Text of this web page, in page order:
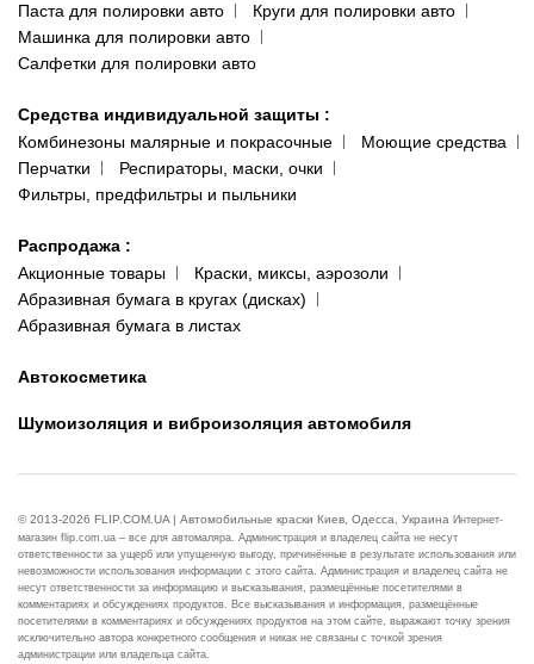
Паста для полировки авто
Круги для полировки авто
Машинка для полировки авто
Салфетки для полировки авто
Средства индивидуальной защиты :
Комбинезоны малярные и покрасочные
Моющие средства
Перчатки
Респираторы, маски, очки
Фильтры, предфильтры и пыльники
Распродажа :
Акционные товары
Краски, миксы, аэрозоли
Абразивная бумага в кругах (дисках)
Абразивная бумага в листах
Автокосметика
Шумоизоляция и виброизоляция автомобиля
© 2013-2026 FLIP.COM.UA | Автомобильные краски Киев, Одесса, Украина Интернет-
магазин flip.com.ua – все для автомаляра. Администрация и владелец сайта не несут
ответственности за ущерб или упущенную выгоду, причинённые в результате использования или
невозможности использования информации с этого сайта. Администрация и владелец сайта не
несут ответственности за информацию и высказывания, размещённые посетителями в
комментариях и обсуждениях продуктов. Все высказывания и информация, размещённые
посетителями в комментариях и обсуждениях продуктов на этом сайте, выражают точку зрения
исключительно автора конкретного сообщения и никак не связаны с точкой зрения
администрации или владельца сайта.